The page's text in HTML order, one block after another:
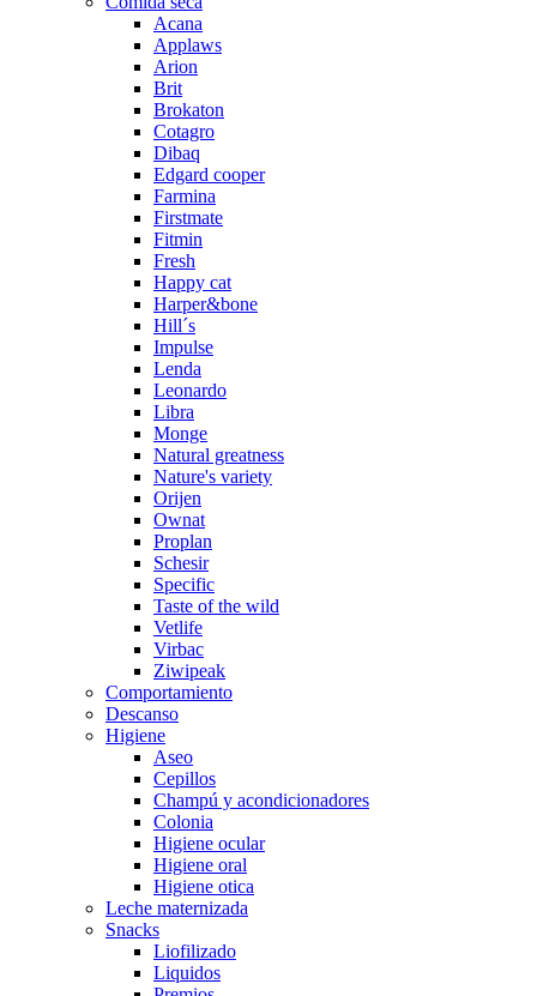
Acana
Applaws
Arion
Brit
Brokaton
Cotagro
Dibaq
Edgard cooper
Farmina
Firstmate
Fitmin
Fresh
Happy cat
Harper&bone
Hill´s
Impulse
Lenda
Leonardo
Libra
Monge
Natural greatness
Nature's variety
Orijen
Ownat
Proplan
Schesir
Specific
Taste of the wild
Vetlife
Virbac
Ziwipeak
Comportamiento
Descanso
Higiene
Aseo
Cepillos
Champú y acondicionadores
Colonia
Higiene ocular
Higiene oral
Higiene otica
Leche maternizada
Snacks
Liofilizado
Liquidos